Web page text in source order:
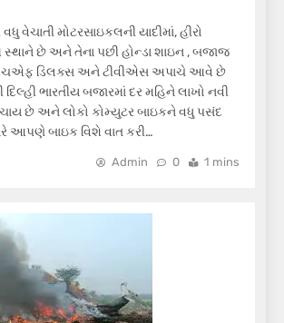
વેચાતી મોટરસાઇકલની યાદીમાં, હીરો
છે અને તેના પછી હોન્ડા શાઇન , બજાજ
એચએફ ડિલક્સ અને ટીવીએસ અપાચે આવે છે
ભારતીય બજારમાં દર મહિને લાખો નવી
છે અને લોકો કોમ્યુટર બાઇકને વધુ પસંદ
આપણે બાઇક વિશે વાત કરી…
Admin 0 1 mins